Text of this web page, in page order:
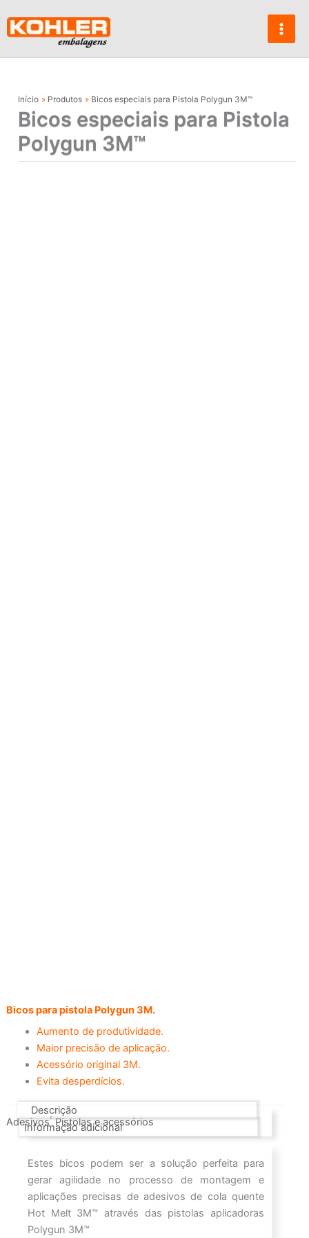
para
conteúdo
Início Produtos Bicos especiais para Pistola Polygun 3M™
Bicos especiais para Pistola
Polygun 3M™
Bicos para pistola Polygun 3M.
Aumento de produtividade.
Maior precisão de aplicação.
Acessório original 3M.
Evita desperdícios.
Adesivos
,
Pistolas e acessórios
Descrição
Informação adicional
Estes bicos podem ser a solução perfeita para
gerar agilidade no processo de montagem e
aplicações precisas de adesivos de cola quente
Hot Melt 3M™ através das pistolas aplicadoras
Polygun 3M™